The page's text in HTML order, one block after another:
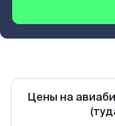
Цены на